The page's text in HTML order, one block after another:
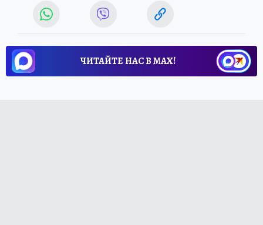
ЧИТАЙТЕ НАС В МАХ!